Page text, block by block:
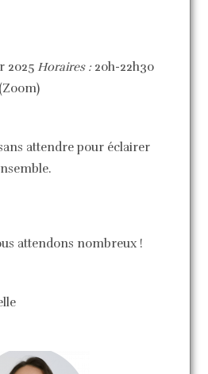
2025Horaires : 20h-22h30
attendre pour éclairer
attendons nombreux !